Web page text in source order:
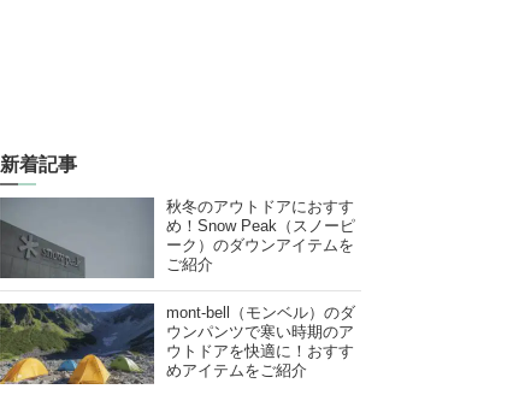
新着記事
秋冬のアウトドアにおすす
め！Snow Peak（スノーピ
ーク）のダウンアイテムを
ご紹介
mont-bell（モンベル）のダ
ウンパンツで寒い時期のア
ウトドアを快適に！おすす
めアイテムをご紹介